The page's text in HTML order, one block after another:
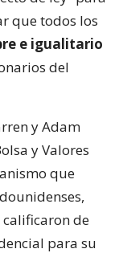
que todos los
e igualitario
del
y Adam
y Valores
que
de
para su